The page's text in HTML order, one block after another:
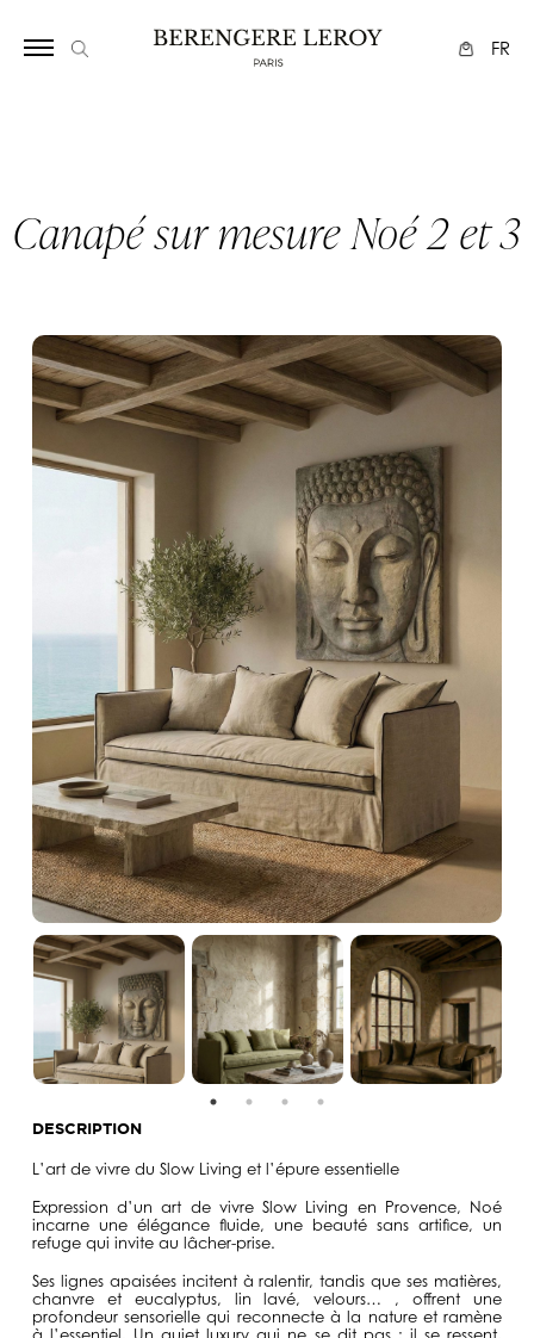
FR
Canapé sur mesure Noé 2 et 3
DESCRIPTION
L’art de vivre du Slow Living et l’épure essentielle
Expression d’un art de vivre Slow Living en Provence, Noé
incarne une élégance fluide, une beauté sans artifice, un
refuge qui invite au lâcher-prise.
Ses lignes apaisées incitent à ralentir, tandis que ses matières,
chanvre et eucalyptus, lin lavé, velours… , offrent une
profondeur sensorielle qui reconnecte à la nature et ramène
à l’essentiel. Un quiet luxury qui ne se dit pas : il se ressent,